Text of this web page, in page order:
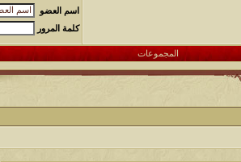
اسم العضو
كلمة المرور
المجموعات